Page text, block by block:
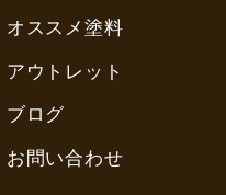
オススメ塗料
アウトレット
ブログ
お問い合わせ